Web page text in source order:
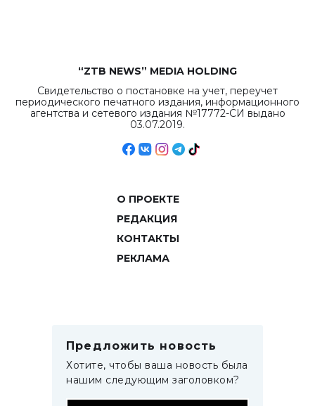
“ZTB NEWS” MEDIA HOLDING
Свидетельство о постановке на учет, переучет
периодического печатного издания, информационного
агентства и сетевого издания №17772-СИ выдано
03.07.2019.
О ПРОЕКТЕ
РЕДАКЦИЯ
КОНТАКТЫ
РЕКЛАМА
Предложить новость
Хотите, чтобы ваша новость была
нашим следующим заголовком?